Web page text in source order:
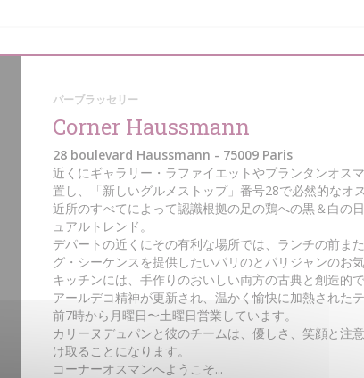
バーブラッセリー
Corner Haussmann
28 boulevard Haussmann - 75009 Paris
近くにギャラリー・ラファイエットやプランタンオス
置し、「新しいグルメストップ」番号28で必然的なオ
近所のすべてによって認識根拠の足の鶏への黒＆白の
ュアルトレンド。
デパートの近くにその有利な場所では、ランチの前ま
グ・シーケンスを提供したいパリのとパリジャンのお
キッチンには、手作りのおいしい両方の古典と創造的で
アールデコ精神が更新され、温かく愉快に加熱された
前7時から月曜日〜土曜日営業しています。
カリーヌデュパンと彼のチームは、優しさ、笑顔と注
け取ることになります。
コーナーオスマンへようこそ...